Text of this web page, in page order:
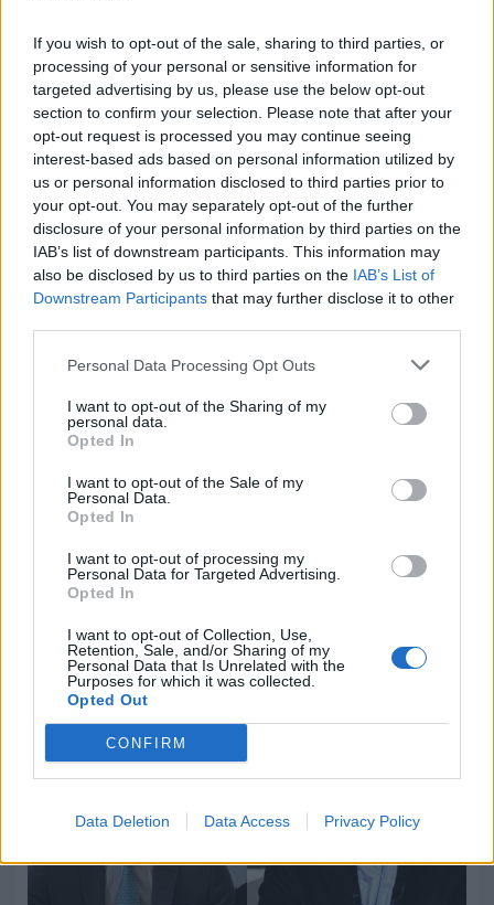
If you wish to opt-out of the sale, sharing to third parties, or
processing of your personal or sensitive information for
targeted advertising by us, please use the below opt-out
section to confirm your selection. Please note that after your
opt-out request is processed you may continue seeing
interest-based ads based on personal information utilized by
us or personal information disclosed to third parties prior to
your opt-out. You may separately opt-out of the further
disclosure of your personal information by third parties on the
IAB’s list of downstream participants. This information may
also be disclosed by us to third parties on the IAB’s List of
Downstream Participants that may further disclose it to other
Personal Data Processing Opt Outs
I want to opt-out of the Sharing of my
personal data.
Opted In
I want to opt-out of the Sale of my
Personal Data.
Opted In
I want to opt-out of processing my
Personal Data for Targeted Advertising.
Opted In
I want to opt-out of Collection, Use,
Retention, Sale, and/or Sharing of my
Personal Data that Is Unrelated with the
Purposes for which it was collected.
Opted Out
CONFIRM
Data Deletion Data Access Privacy Policy
«Όασις Μίντια Τηλεοπτική»: Νέα
εταιρεία για περιφερειακό
τηλεοπτικό σταθμό
31.07.2026 - 12:13
Η Βίκυ Λέανδρος στο Kosmos 93.6 και
26.07.2026 - 13:00